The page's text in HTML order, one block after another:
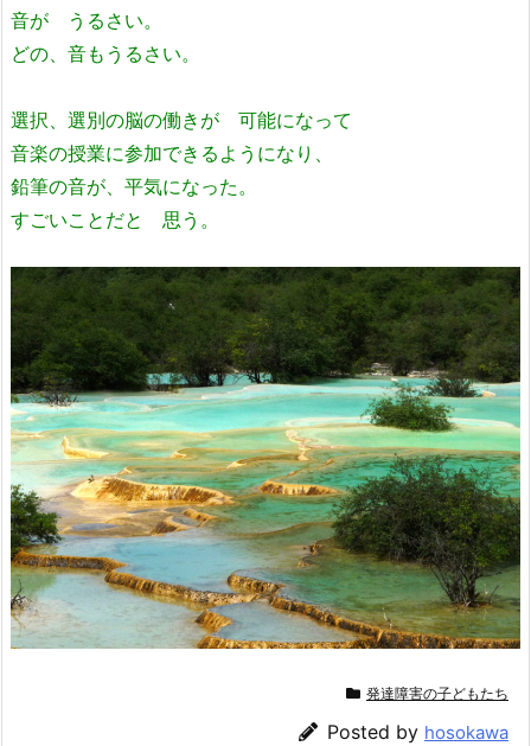
音が うるさい。
どの、音もうるさい。
選択、選別の脳の働きが 可能になって
音楽の授業に参加できるようになり、
鉛筆の音が、平気になった。
すごいことだと 思う。
発達障害の子どもたち
Posted by hosokawa